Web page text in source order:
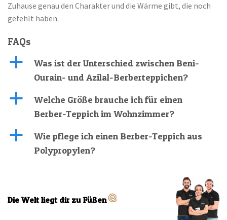
Zuhause genau den Charakter und die Wärme gibt, die noch
gefehlt haben.
FAQs
a
Was ist der Unterschied zwischen Beni-
Ourain- und Azilal-Berberteppichen?
a
Welche Größe brauche ich für einen
Berber-Teppich im Wohnzimmer?
a
Wie pflege ich einen Berber-Teppich aus
Polypropylen?
Die Welt liegt dir zu Füßen